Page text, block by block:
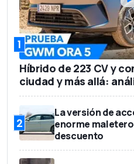
1
Híbrido de 223 CV y
ciudad y más allá:
2
La versión de
enorme
descuento